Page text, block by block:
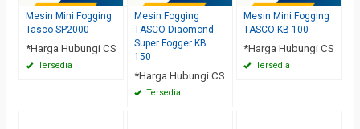
Mesin Mini Fogging
Tasco SP2000
*Harga Hubungi CS
Tersedia
Mesin Fogging
TASCO Diaomond
Super Fogger KB
150
*Harga Hubungi CS
Tersedia
Mesin Mini Fogging
TASCO KB 100
*Harga Hubungi CS
Tersedia